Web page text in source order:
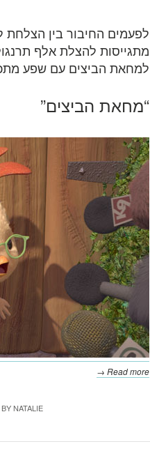
לפעמים החיבור בין
מתגייסות להצלת אלף
למחאת הביצים עם שפע
“מחאת הביצים”
Read more →
BYNATALIE